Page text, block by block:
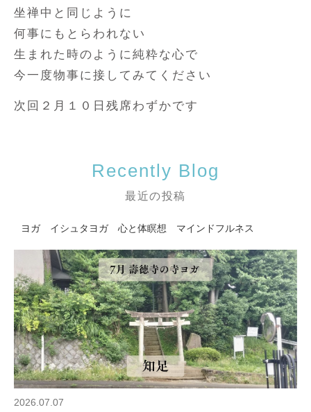
坐禅中と同じように
何事にもとらわれない
生まれた時のように純粋な心で
今一度物事に接してみてください
次回２月１０日残席わずかです
Recently Blog
最近の投稿
ヨガ イシュタヨガ 心と体瞑想 マインドフルネス
2026.07.07